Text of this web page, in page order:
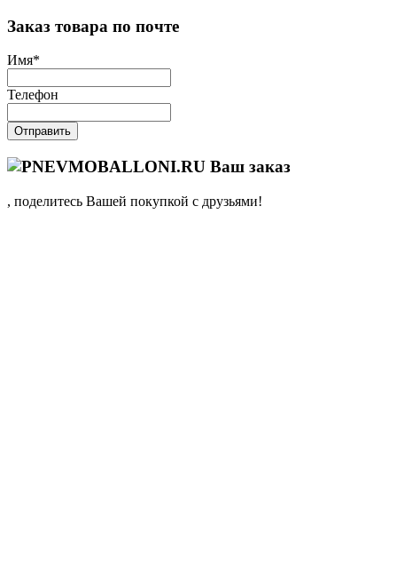
Заказ товара по почте
Имя*
Телефон
Отправить
Ваш заказ
, поделитесь Вашей покупкой с друзьями!